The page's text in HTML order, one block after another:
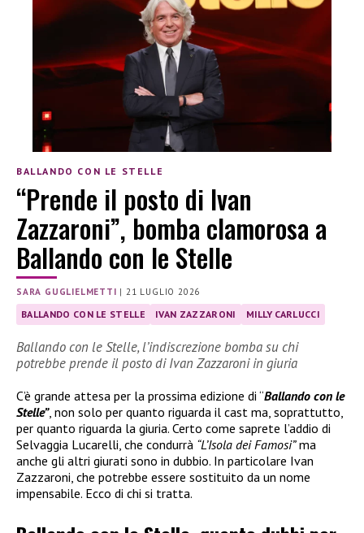
BALLANDO CON LE STELLE
“Prende il posto di Ivan
Zazzaroni”, bomba clamorosa a
Ballando con le Stelle
SARA GUGLIELMETTI |21 LUGLIO 2026
BALLANDO CON LE STELLE IVAN ZAZZARONI MILLY CARLUCCI
Ballando con le Stelle, l’indiscrezione bomba su chi
potrebbe prende il posto di Ivan Zazzaroni in giuria
C’è grande attesa per la prossima edizione di “Ballando con le
Stelle”, non solo per quanto riguarda il cast ma, soprattutto,
per quanto riguarda la giuria. Certo come saprete l’addio di
Selvaggia Lucarelli, che condurrà “L’Isola dei Famosi”ma
anche gli altri giurati sono in dubbio. In particolare Ivan
Zazzaroni, che potrebbe essere sostituito da un nome
impensabile. Ecco di chi si tratta.